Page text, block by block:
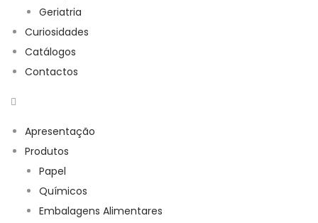
Geriatria
Curiosidades
Catálogos
Contactos
Apresentação
Produtos
Papel
Químicos
Embalagens Alimentares